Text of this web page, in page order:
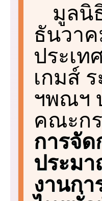
มูลนิ
ธันวาค
ประเท
เกมส์
ฯพณฯ
คณะก
การจั
ประม
งานก